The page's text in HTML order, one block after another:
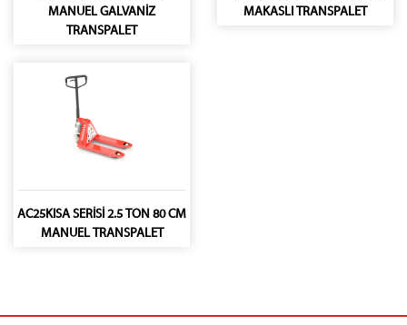
MANUEL GALVANİZ
TRANSPALET
MAKASLI TRANSPALET
AC25KISA SERİSİ 2.5 TON 80 CM
MANUEL TRANSPALET